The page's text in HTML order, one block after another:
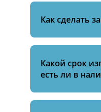
Как сделать
Какой срок
есть ли в